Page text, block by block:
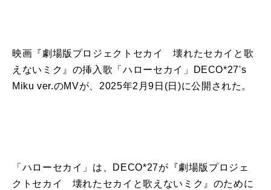
映画『劇場版プロジェクトセカイ 壊れたセカイと歌
えないミク』の挿入歌「ハローセカイ」DECO*27's
Miku ver.のMVが、2025年2月9日(日)に公開された。
「ハローセカイ」は、DECO*27が『劇場版プロジェ
クトセカイ 壊れたセカイと歌えないミク』のために